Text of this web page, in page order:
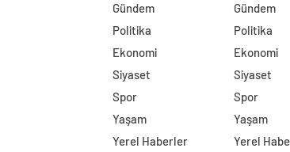
Gündem
Politika
Ekonomi
Siyaset
Spor
Yaşam
Yerel Haberler
Gündem
Politika
Ekonomi
Siyaset
Spor
Yaşam
Yerel